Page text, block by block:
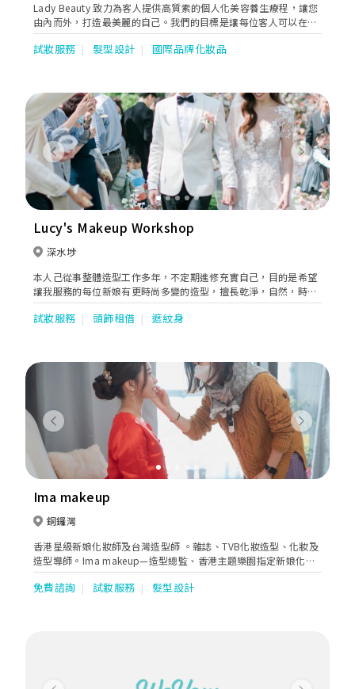
Lady Beauty 致力為客人提供高質素的個人化美容養生療程，讓您
由內而外，打造最美麗的自己。我們的目標是讓每位客人可以在舒
心愜意無壓力的氣氛下，享受瀰漫着「美」的服務，努力散發及創
造出獨有的美麗和健康的自己。
試妝服務 髮型設計 國際品牌化妝品
Previous Next
Lucy's Makeup Workshop
深水埗
本人己從事整體造型工作多年，不定期進修充實自己，目的是希望
讓我服務的每位新娘有更時尚多變的造型，擅長乾淨，自然，時
尚，及打造專屬新娘個人風格整體造型，讓您成為全場焦點，秉持
誠摯的心為每位新人服務，讓您在一生最重要的日子里，有個完美
試妝服務 頭飾租借 遮紋身
Previous Next
Ima makeup
銅鑼灣
香港星級新娘化妝師及台灣造型師 。雜誌、TVB化妝造型、化妝及
造型導師。Ima makeup—造型總監、香港主題樂園指定新娘化妝
師、半永久飄眉師。
免費諮詢 試妝服務 髮型設計